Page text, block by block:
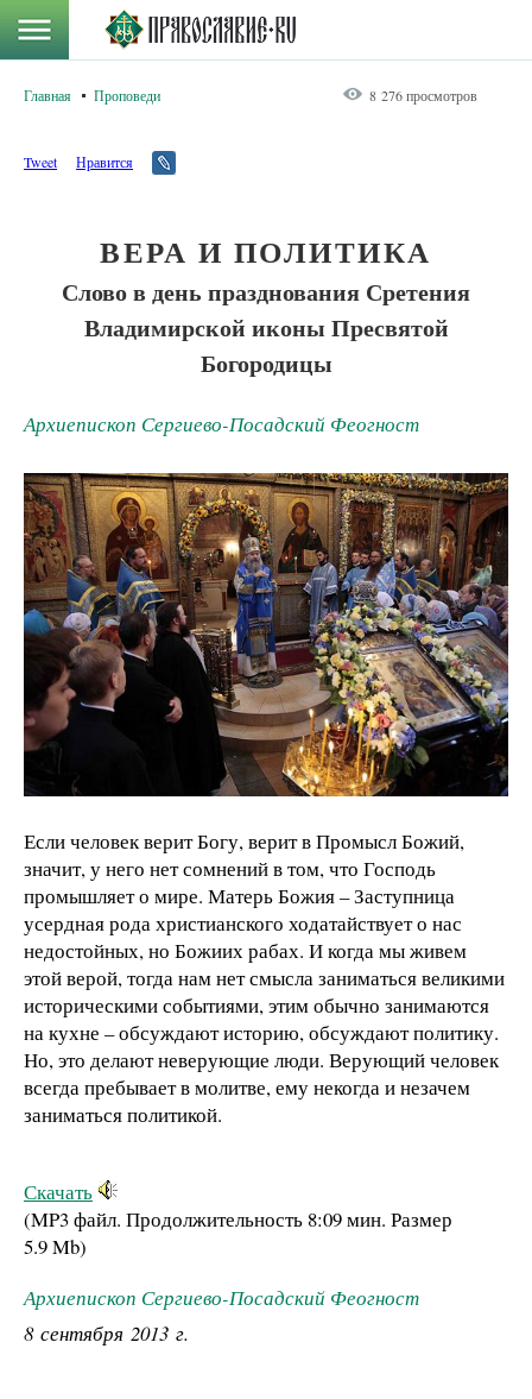
Главная Проповеди 8 276 просмотров
Tweet Нравится
ВЕРА И ПОЛИТИКА
Слово в день празднования Сретения
Владимирской иконы Пресвятой
Богородицы
Архиепископ Сергиево-Посадский Феогност
Если человек верит Богу, верит в Промысл Божий,
значит, у него нет сомнений в том, что Господь
промышляет о мире. Матерь Божия – Заступница
усердная рода христианского ходатайствует о нас
недостойных, но Божиих рабах. И когда мы живем
этой верой, тогда нам нет смысла заниматься великими
историческими событиями, этим обычно занимаются
на кухне – обсуждают историю, обсуждают политику.
Но, это делают неверующие люди. Верующий человек
всегда пребывает в молитве, ему некогда и незачем
заниматься политикой.
Скачать
(MP3 файл. Продолжительность 8:09 мин. Размер
5.9 Mb)
Архиепископ Сергиево-Посадский Феогност
8 сентября 2013 г.